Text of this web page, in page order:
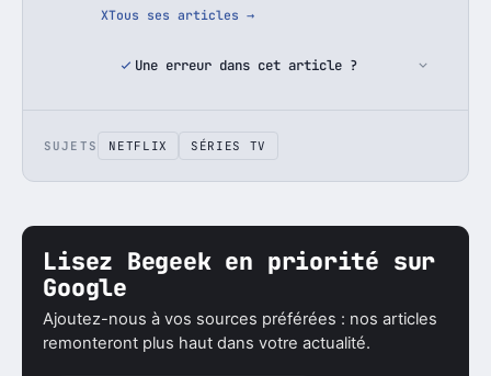
XTous ses articles →
Une erreur dans cet article ?
SUJETS NETFLIX SÉRIES TV
Lisez Begeek en priorité sur
Google
Ajoutez-nous à vos sources préférées : nos articles
remonteront plus haut dans votre actualité.